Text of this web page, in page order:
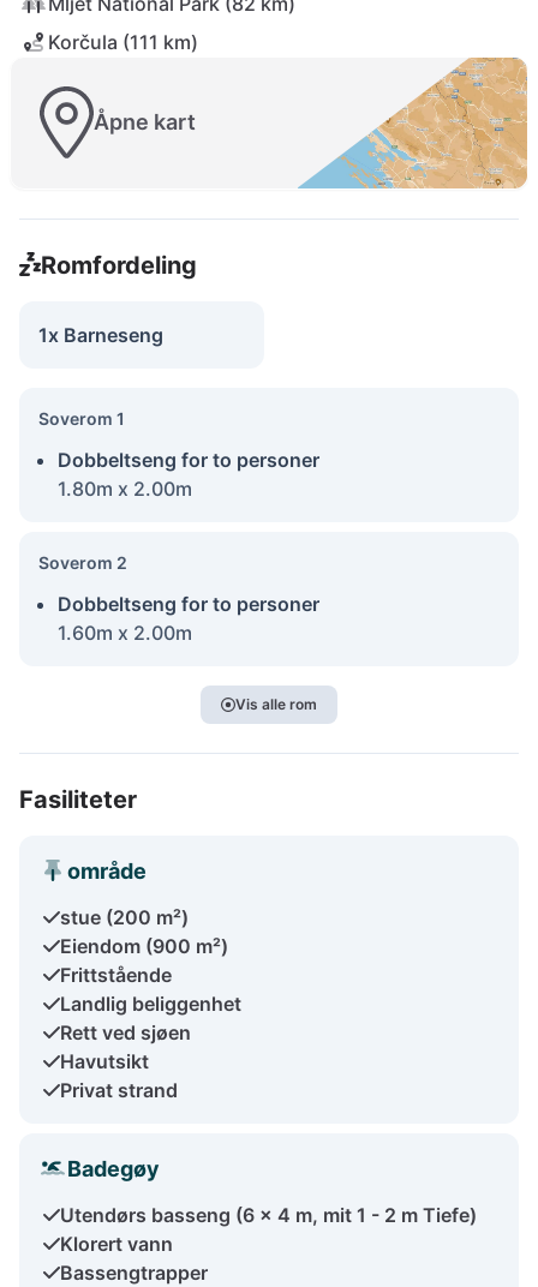
Korčula (111 km)
Åpne kart
Romfordeling
1x Barneseng
Soverom 1
Dobbeltseng for to personer
1.80m x 2.00m
Soverom 2
Dobbeltseng for to personer
1.60m x 2.00m
Vis alle rom
Fasiliteter
område
stue (200 m²)
Eiendom (900 m²)
Frittstående
Landlig beliggenhet
Rett ved sjøen
Havutsikt
Privat strand
Badegøy
Utendørs basseng (6 x 4 m, mit 1 - 2 m Tiefe)
Klorert vann
Bassengtrapper